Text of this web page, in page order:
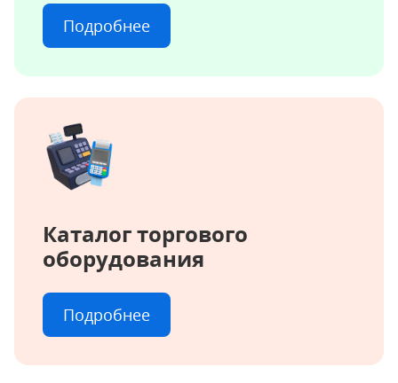
Подробнее
Каталог торгового
оборудования
Подробнее